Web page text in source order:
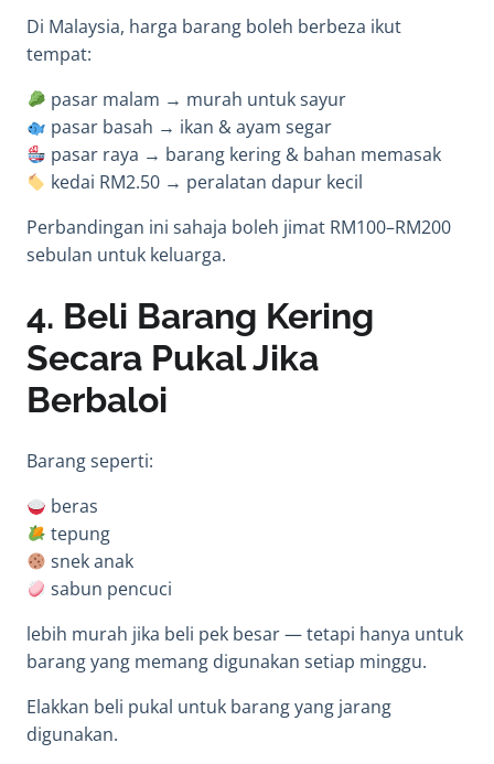
Di Malaysia, harga barang boleh berbeza ikut
tempat:
pasar malam → murah untuk sayur
pasar basah → ikan & ayam segar
pasar raya → barang kering & bahan memasak
kedai RM2.50 → peralatan dapur kecil
Perbandingan ini sahaja boleh jimat RM100–RM200
sebulan untuk keluarga.
4. Beli Barang Kering
Secara Pukal Jika
Berbaloi
Barang seperti:
beras
tepung
snek anak
sabun pencuci
lebih murah jika beli pek besar — tetapi hanya untuk
barang yang memang digunakan setiap minggu.
Elakkan beli pukal untuk barang yang jarang
digunakan.